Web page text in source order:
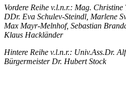
Vordere Reihe v.l.n.r.: Mag.
DDr. Eva Schulev-Steindl, Marlene
Max Mayr-Melnhof, Sebastian
Klaus Hackländer
Hintere Reihe v.l.n.r.: Univ.Ass.Dr.
Bürgermeister Dr. Hubert Stock